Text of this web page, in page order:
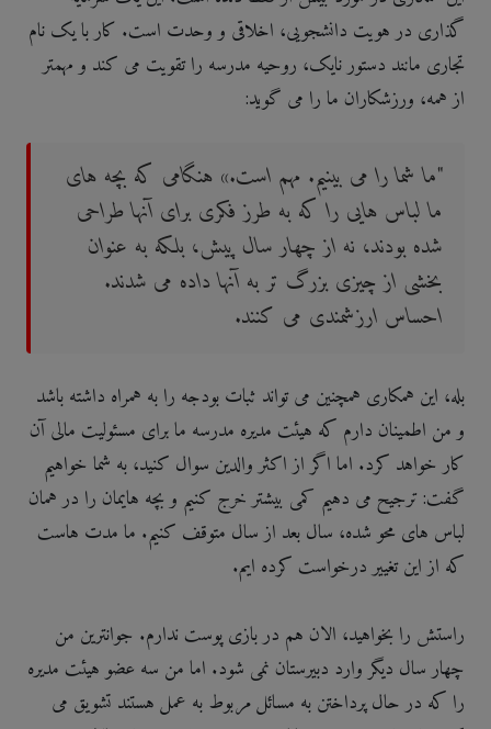
گذاری در هویت دانشجویی، اخلاقی و وحدت است. کار با یک نام
تجاری مانند دستور نایک، روحیه مدرسه را تقویت می کند و مهمتر
از همه، ورزشکاران ما را می گوید:
"ما شما را می بینیم. مهم است.» هنگامی که بچه های
ما لباس هایی را که به طرز فکری برای آنها طراحی
شده بودند، نه از چهار سال پیش، بلکه به عنوان
بخشی از چیزی بزرگ تر به آنها داده می شدند.
احساس ارزشمندی می کنند.
بله، این همکاری همچنین می تواند ثبات بودجه را به همراه داشته باشد
و من اطمینان دارم که هیئت مدیره مدرسه ما برای مسئولیت مالی آن
کار خواهد کرد. اما اگر از اکثر والدین سوال کنید، به شما خواهیم
گفت: ترجیح می دهیم کمی بیشتر خرج کنیم و بچه هایمان را در همان
لباس های محو شده، سال بعد از سال متوقف کنیم. ما مدت هاست
که از این تغییر درخواست کرده ایم.
راستش را بخواهید، الان هم در بازی پوست ندارم. جوانترین من
چهار سال دیگر وارد دبیرستان نمی شود. اما من سه عضو هیئت مدیره
را که در حال پرداختن به مسائل مربوط به عمل هستند تشویق می